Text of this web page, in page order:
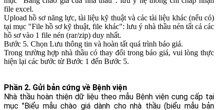
file excel.
Upload hồ sơ năng lực, tài liệu kỹ thuật và các tài liệu khác (nếu có)
tại mục "File hồ sơ kỹ thuật, file khác": lưu ý nhà thầu nén tất cả các
hồ sơ vào 1 file nén (rar/zip) duy nhất.
Bước 5. Chọn Lưu thông tin và hoàn tất quá trình báo giá.
Trong trường hợp nhà thầu có thay đổi trong báo giá, vui lòng thực
hiện lại các bước từ Bước 1 đến Bước 5.
Phần 2. Gửi bản cứng về Bệnh viện
Nhà thầu hoàn thiện dữ liệu theo mẫu Bệnh viện cung cấp tại
mục "Biểu mẫu chào giá dành cho nhà thầu (biểu mẫu bản